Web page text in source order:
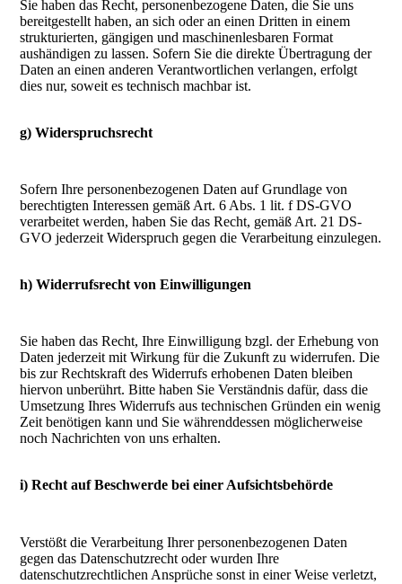
Sie haben das Recht, personenbezogene Daten, die Sie uns
bereitgestellt haben, an sich oder an einen Dritten in einem
strukturierten, gängigen und maschinenlesbaren Format
aushändigen zu lassen. Sofern Sie die direkte Übertragung der
Daten an einen anderen Verantwortlichen verlangen, erfolgt
dies nur, soweit es technisch machbar ist.
g) Widerspruchsrecht
Sofern Ihre personenbezogenen Daten auf Grundlage von
berechtigten Interessen gemäß Art. 6 Abs. 1 lit. f DS-GVO
verarbeitet werden, haben Sie das Recht, gemäß Art. 21 DS-
GVO jederzeit Widerspruch gegen die Verarbeitung einzulegen.
h) Widerrufsrecht von Einwilligungen
Sie haben das Recht, Ihre Einwilligung bzgl. der Erhebung von
Daten jederzeit mit Wirkung für die Zukunft zu widerrufen. Die
bis zur Rechtskraft des Widerrufs erhobenen Daten bleiben
hiervon unberührt. Bitte haben Sie Verständnis dafür, dass die
Umsetzung Ihres Widerrufs aus technischen Gründen ein wenig
Zeit benötigen kann und Sie währenddessen möglicherweise
noch Nachrichten von uns erhalten.
i) Recht auf Beschwerde bei einer Aufsichtsbehörde
Verstößt die Verarbeitung Ihrer personenbezogenen Daten
gegen das Datenschutzrecht oder wurden Ihre
datenschutzrechtlichen Ansprüche sonst in einer Weise verletzt,